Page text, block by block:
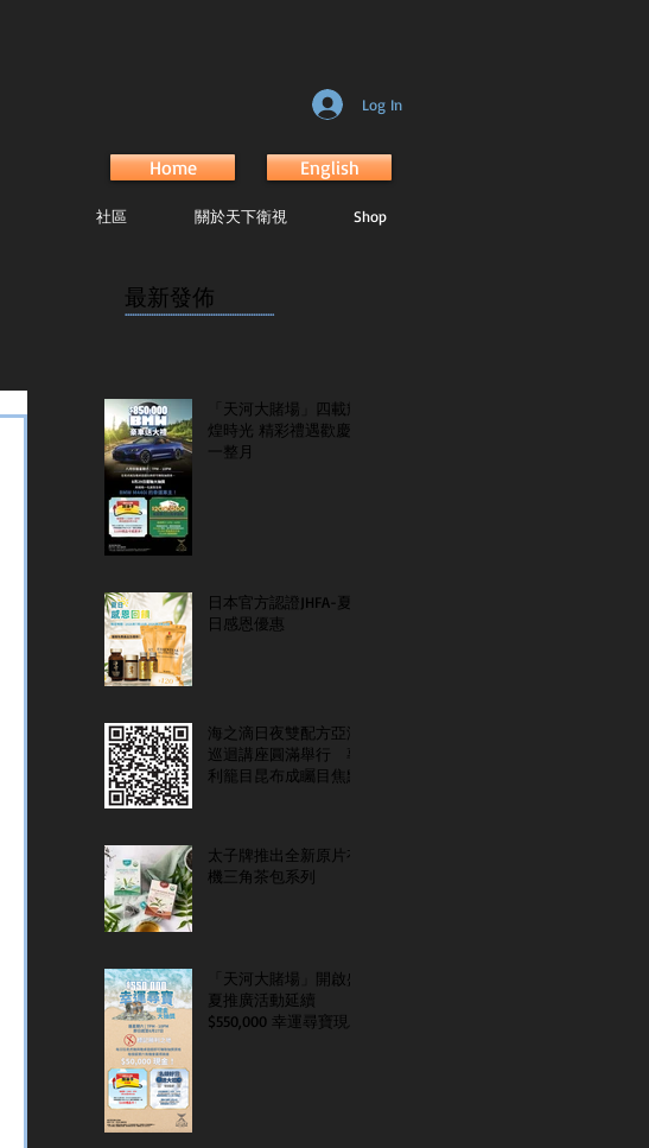
Log In
Home English
社區 關於天下衛視 Shop
最新發佈
...............................................................
「天河大賭場」四載輝
煌時光 精彩禮遇歡慶
一整月
日本官方認證JHFA-夏
日感恩優惠
海之滴日夜雙配方亞洲
巡迴講座圓滿舉行 專
利籠目昆布成矚目焦點
太子牌推出全新原片有
機三角茶包系列
「天河大賭場」開啟盛
夏推廣活動延續
$550,000 幸運尋寶現金